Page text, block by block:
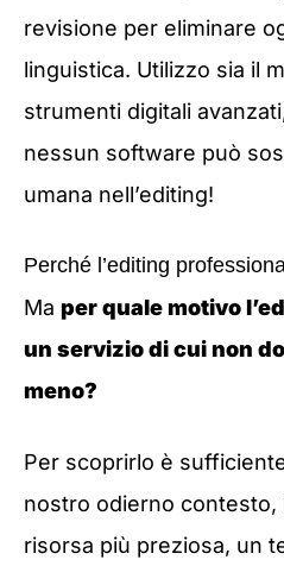
revisione per eliminare
linguistica. Utilizzo sia il
strumenti digitali
nessun software può
umana nell’editing!
Perché l’editing
Ma per quale motivo
un servizio di cui non
meno?
Per scoprirlo è
nostro odierno contesto,
risorsa più preziosa, un